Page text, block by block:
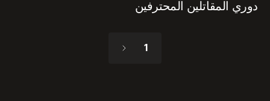
دوري المقاتلين المحترفين
1